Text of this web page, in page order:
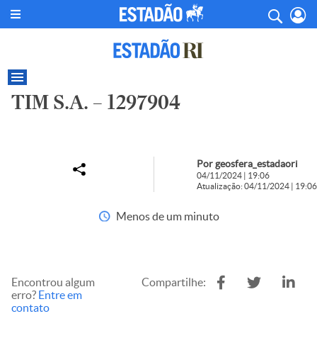
TIM S.A. – 1297904
Por geosfera_estadaori
04/11/2024 | 19:06
Atualização: 04/11/2024 | 19:06
Menos de um minuto
Encontrou algum
erro? Entre em
contato
Compartilhe: